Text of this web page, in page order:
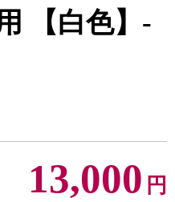
【白色】-
13,000 円